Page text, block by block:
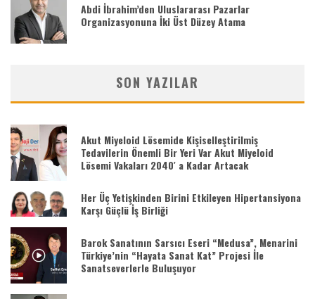
Abdi İbrahim’den Uluslararası Pazarlar
Organizasyonuna İki Üst Düzey Atama
SON YAZILAR
Akut Miyeloid Lösemide Kişiselleştirilmiş
Tedavilerin Önemli Bir Yeri Var Akut Miyeloid
Lösemi Vakaları 2040′ a Kadar Artacak
Her Üç Yetişkinden Birini Etkileyen Hipertansiyona
Karşı Güçlü İş Birliği
Barok Sanatının Sarsıcı Eseri “Medusa”, Menarini
Türkiye’nin “Hayata Sanat Kat” Projesi İle
Sanatseverlerle Buluşuyor